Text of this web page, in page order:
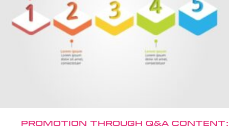
Promotion Through Q&A Content: